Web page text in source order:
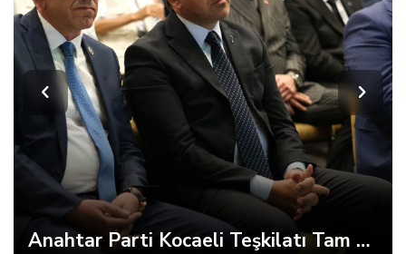
Anahtar Parti Kocaeli Teşkilatı Tam Kadro Toplandı